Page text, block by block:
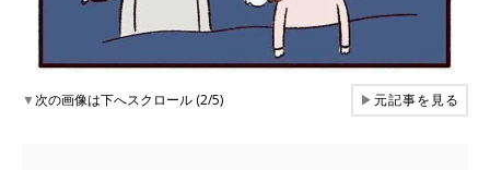
▼次の画像は下へスクロール (2/5) ▶元記事を見る